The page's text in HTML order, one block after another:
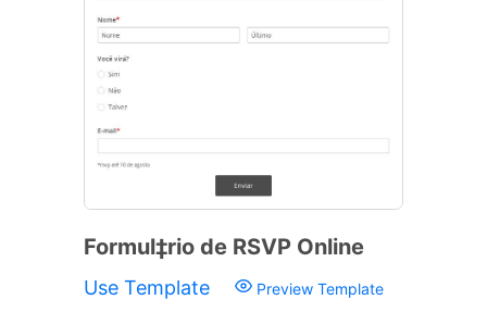
Formul‡rio de RSVP Online
Use Template Preview Template